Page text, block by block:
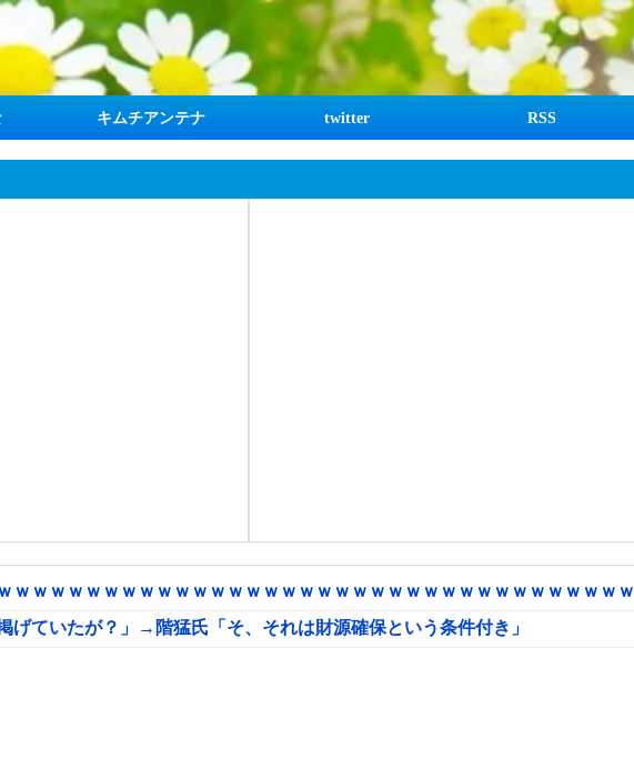
キムチアンテナ twitter RSS
ｗｗｗｗｗｗｗｗｗｗｗｗｗｗｗｗｗｗｗｗｗｗｗｗｗｗｗｗｗｗｗｗｗｗ
ていたが？」→階猛氏「そ、それは財源確保という条件付き」